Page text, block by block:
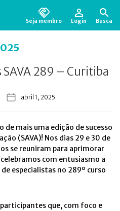
Seja membro Login Busca
SAVA 289 – Curitiba
abril 1, 2025
de mais uma edição de sucesso
(SAVA)! Nos dias 29 e 30 de
se reuniram para aprimorar
com entusiasmo a
especialistas no 289º curso
que, com foco e